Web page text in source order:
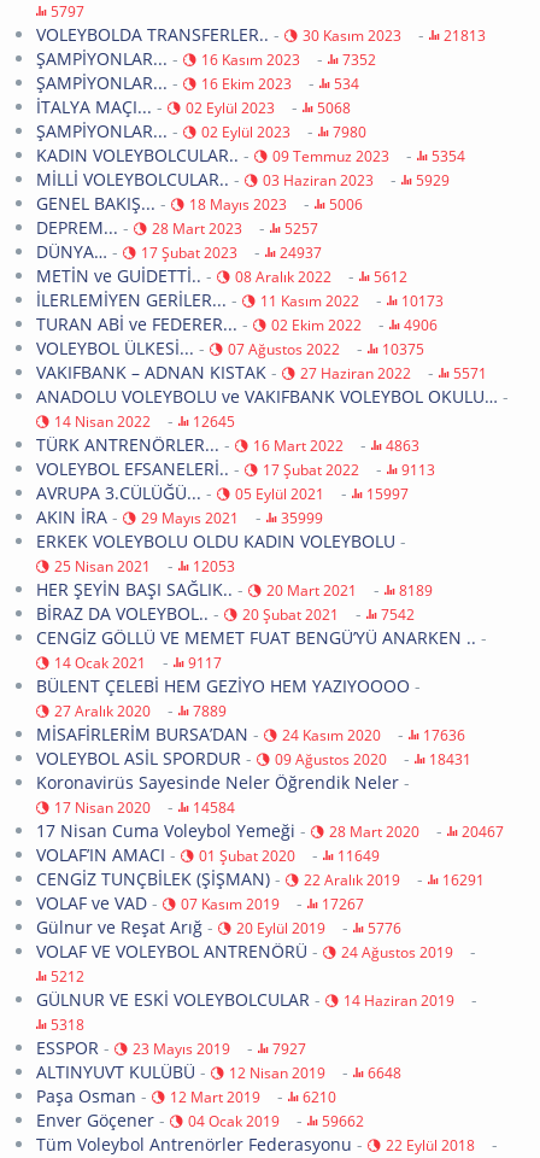
5797
VOLEYBOLDA TRANSFERLER.. - 30 Kasım 2023 - 21813
ŞAMPİYONLAR... - 16 Kasım 2023 - 7352
ŞAMPİYONLAR... - 16 Ekim 2023 - 534
İTALYA MAÇI... - 02 Eylül 2023 - 5068
ŞAMPİYONLAR... - 02 Eylül 2023 - 7980
KADIN VOLEYBOLCULAR.. - 09 Temmuz 2023 - 5354
MİLLİ VOLEYBOLCULAR.. - 03 Haziran 2023 - 5929
GENEL BAKIŞ... - 18 Mayıs 2023 - 5006
DEPREM... - 28 Mart 2023 - 5257
DÜNYA… - 17 Şubat 2023 - 24937
METİN ve GUİDETTİ.. - 08 Aralık 2022 - 5612
İLERLEMİYEN GERİLER... - 11 Kasım 2022 - 10173
TURAN ABİ ve FEDERER... - 02 Ekim 2022 - 4906
VOLEYBOL ÜLKESİ... - 07 Ağustos 2022 - 10375
VAKIFBANK – ADNAN KISTAK - 27 Haziran 2022 - 5571
ANADOLU VOLEYBOLU ve VAKIFBANK VOLEYBOL OKULU… -
14 Nisan 2022 - 12645
TÜRK ANTRENÖRLER... - 16 Mart 2022 - 4863
VOLEYBOL EFSANELERİ.. - 17 Şubat 2022 - 9113
AVRUPA 3.CÜLÜĞÜ... - 05 Eylül 2021 - 15997
AKIN İRA - 29 Mayıs 2021 - 35999
ERKEK VOLEYBOLU OLDU KADIN VOLEYBOLU -
25 Nisan 2021 - 12053
HER ŞEYİN BAŞI SAĞLIK.. - 20 Mart 2021 - 8189
BİRAZ DA VOLEYBOL.. - 20 Şubat 2021 - 7542
CENGİZ GÖLLÜ VE MEMET FUAT BENGÜ’YÜ ANARKEN .. -
14 Ocak 2021 - 9117
BÜLENT ÇELEBİ HEM GEZİYO HEM YAZIYOOOO -
27 Aralık 2020 - 7889
MİSAFİRLERİM BURSA’DAN - 24 Kasım 2020 - 17636
VOLEYBOL ASİL SPORDUR - 09 Ağustos 2020 - 18431
Koronavirüs Sayesinde Neler Öğrendik Neler -
17 Nisan 2020 - 14584
17 Nisan Cuma Voleybol Yemeği - 28 Mart 2020 - 20467
VOLAF’IN AMACI - 01 Şubat 2020 - 11649
CENGİZ TUNÇBİLEK (ŞİŞMAN) - 22 Aralık 2019 - 16291
VOLAF ve VAD - 07 Kasım 2019 - 17267
Gülnur ve Reşat Arığ - 20 Eylül 2019 - 5776
VOLAF VE VOLEYBOL ANTRENÖRÜ - 24 Ağustos 2019 -
5212
GÜLNUR VE ESKİ VOLEYBOLCULAR - 14 Haziran 2019 -
5318
ESSPOR - 23 Mayıs 2019 - 7927
ALTINYUVT KULÜBÜ - 12 Nisan 2019 - 6648
Paşa Osman - 12 Mart 2019 - 6210
Enver Göçener - 04 Ocak 2019 - 59662
Tüm Voleybol Antrenörler Federasyonu - 22 Eylül 2018 -